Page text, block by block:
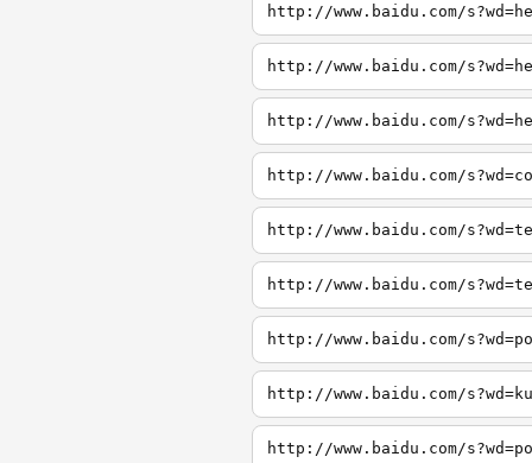
http://www.baidu.com/
http://www.baidu.com/
http://www.baidu.com/
http://www.baidu.com/
http://www.baidu.com/
http://www.baidu.com/
http://www.baidu.com/
http://www.baidu.com/
http://www.baidu.com/